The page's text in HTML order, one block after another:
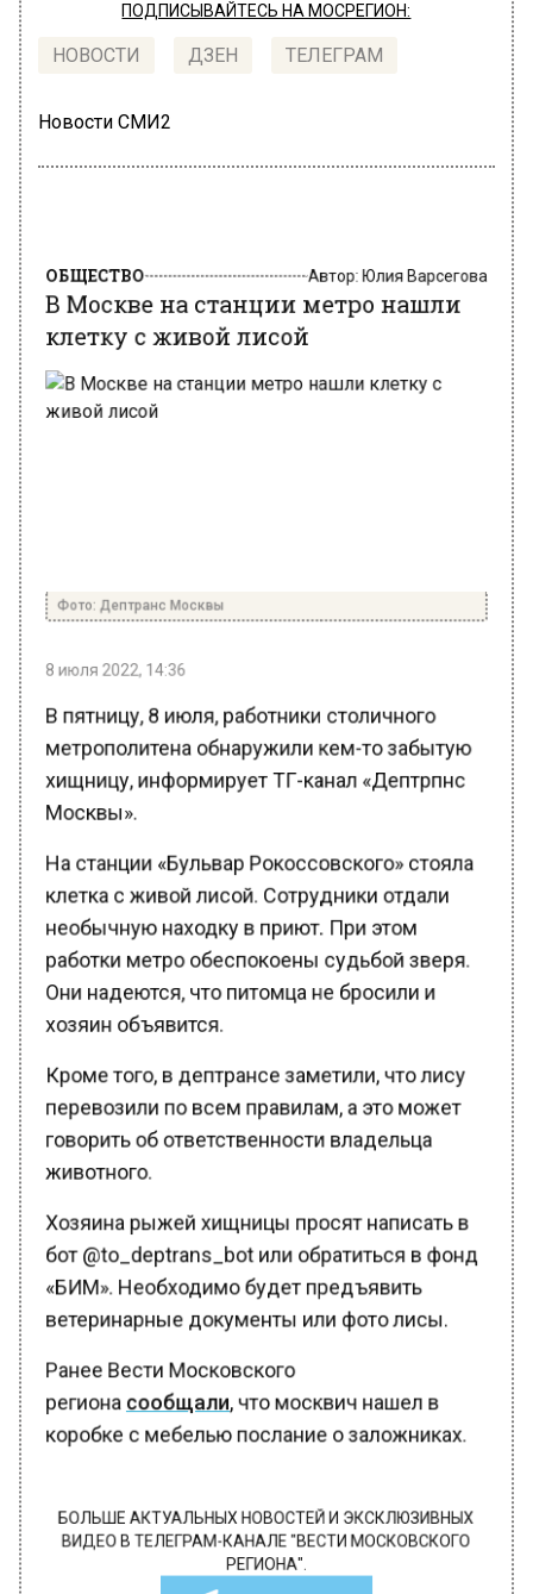
ПОДПИСЫВАЙТЕСЬ НА МОСРЕГИОН:
НОВОСТИ ДЗЕН ТЕЛЕГРАМ
Новости СМИ2
В Москве на станции метро нашли
клетку с живой лисой
В пятницу, 8 июля, работники столичного
метрополитена обнаружили кем-то забытую
хищницу, информирует ТГ-канал «Дептрпнс
Москвы».
На станции «Бульвар Рокоссовского» стояла
клетка с живой лисой. Сотрудники отдали
необычную находку в приют. При этом
работки метро обеспокоены судьбой зверя.
Они надеются, что питомца не бросили и
хозяин объявится.
Кроме того, в дептрансе заметили, что лису
перевозили по всем правилам, а это может
говорить об ответственности владельца
животного.
Хозяина рыжей хищницы просят написать в
бот @to_deptrans_bot или обратиться в фонд
«БИМ». Необходимо будет предъявить
ветеринарные документы или фото лисы.
Ранее Вести Московского
регионасообщали, что москвич нашел в
коробке с мебелью послание о заложниках.
БОЛЬШЕ АКТУАЛЬНЫХ НОВОСТЕЙ И ЭКСКЛЮЗИВНЫХ
ВИДЕО В ТЕЛЕГРАМ-КАНАЛЕ "ВЕСТИ МОСКОВСКОГО
РЕГИОНА".